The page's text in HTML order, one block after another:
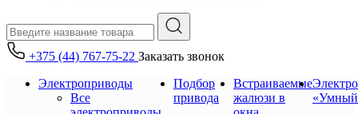
+375 (44) 767-75-22 Заказать звонок
Электроприводы
Все
Подбор
привода
Встраиваемые
жалюзи в